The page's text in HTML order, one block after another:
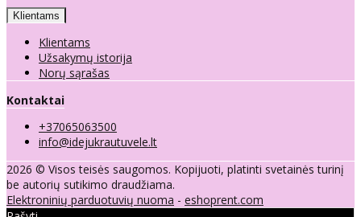
Klientams
Klientams
Užsakymų istorija
Norų sąrašas
Kontaktai
+37065063500
info@idejukrautuvele.lt
2026 © Visos teisės saugomos. Kopijuoti, platinti svetainės turinį
be autorių sutikimo draudžiama.
Elektroninių parduotuvių nuoma - eshoprent.com